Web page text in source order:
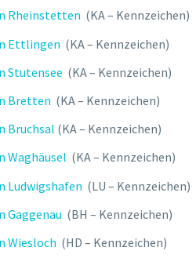
Rheinstetten (KA – Kennzeichen)
Ettlingen (KA – Kennzeichen)
Stutensee (KA – Kennzeichen)
Bretten (KA – Kennzeichen)
Bruchsal (KA – Kennzeichen)
Waghäusel (KA – Kennzeichen)
Ludwigshafen (LU – Kennzeichen)
Gaggenau (BH – Kennzeichen)
Wiesloch (HD – Kennzeichen)